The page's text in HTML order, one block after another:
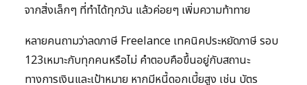
จากสิ่งเล็กๆ ที่ทำได้ทุกวัน แล้วค่อยๆ เพิ่มความท้าทาย
หลายคนถามว่าลดภาษี Freelance เทคนิคประหยัดภาษี รอบ
123เหมาะกับทุกคนหรือไม่ คำตอบคือขึ้นอยู่กับสถานะ
ทางการเงินและเป้าหมาย หากมีหนี้ดอกเบี้ยสูง เช่น บัตร